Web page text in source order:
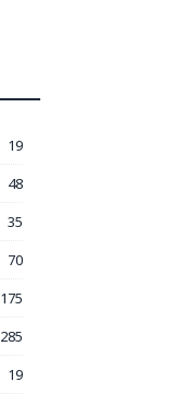
19
48
35
70
175
285
19